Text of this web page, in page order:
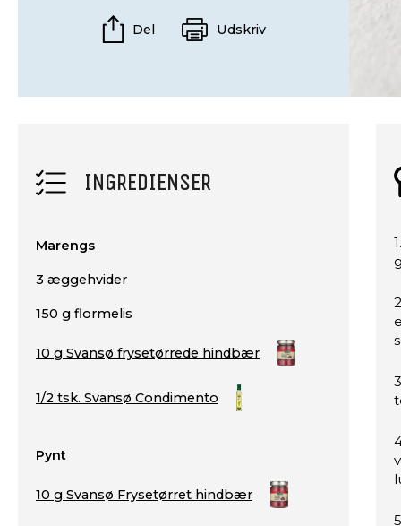
out
of
Del Udskriv
INGREDIENSER
Marengs
3 æggehvider
150 g flormelis
10 g Svansø frysetørrede hindbær
1/2 tsk. Svansø Condimento
Pynt
10 g Svansø Frysetørret hindbær